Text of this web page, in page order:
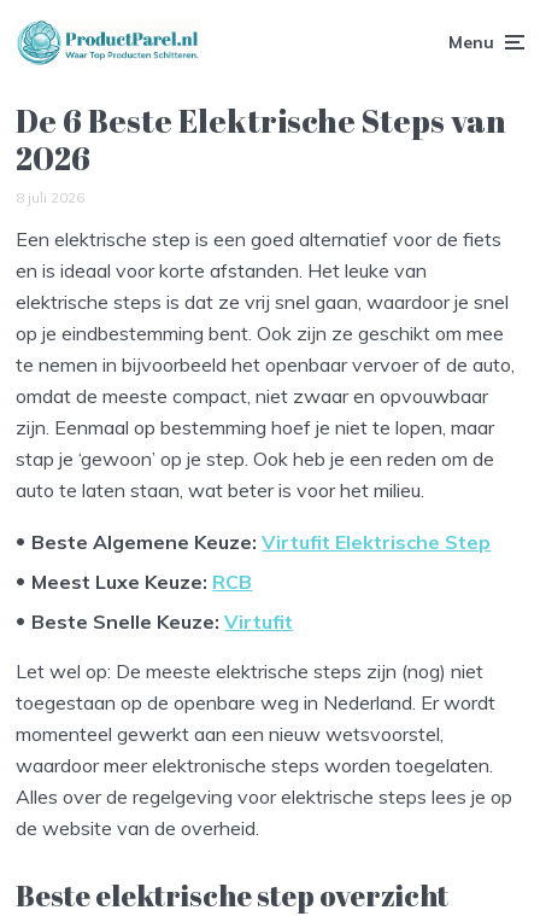
Menu
De 6 Beste Elektrische Steps van
2026
8 juli 2026
Een elektrische step is een goed alternatief voor de fiets
en is ideaal voor korte afstanden. Het leuke van
elektrische steps is dat ze vrij snel gaan, waardoor je snel
op je eindbestemming bent. Ook zijn ze geschikt om mee
te nemen in bijvoorbeeld het openbaar vervoer of de auto,
omdat de meeste compact, niet zwaar en opvouwbaar
zijn. Eenmaal op bestemming hoef je niet te lopen, maar
stap je ‘gewoon’ op je step. Ook heb je een reden om de
auto te laten staan, wat beter is voor het milieu.
Beste Algemene Keuze:Virtufit Elektrische Step
Meest Luxe Keuze: RCB
Beste Snelle Keuze:Virtufit
Let wel op: De meeste elektrische steps zijn (nog) niet
toegestaan op de openbare weg in Nederland. Er wordt
momenteel gewerkt aan een nieuw wetsvoorstel,
waardoor meer elektronische steps worden toegelaten.
Alles over de regelgeving voor elektrische steps lees je op
de website van de overheid.
Beste elektrische step overzicht